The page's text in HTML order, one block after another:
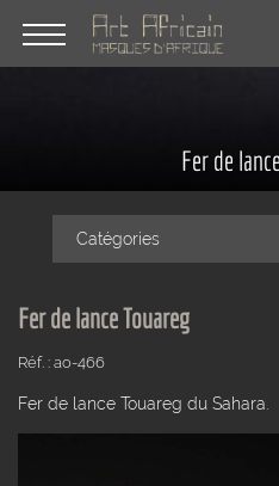
Fer de
Catégories
Fer de lance Touareg
Réf. : ao-466
Fer de lance Touareg du Sahara.